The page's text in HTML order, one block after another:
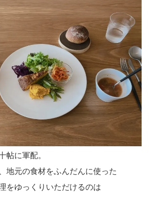
帖に軍配。
地元の食材をふんだんに使った
をゆっくりいただけるのは